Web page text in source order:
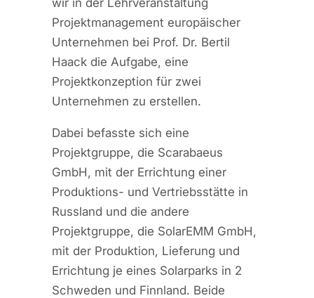
wir in der Lehrveranstaltung
Projektmanagement europäischer
Unternehmen bei Prof. Dr. Bertil
Haack die Aufgabe, eine
Projektkonzeption für zwei
Unternehmen zu erstellen.
Dabei befasste sich eine
Projektgruppe, die Scarabaeus
GmbH, mit der Errichtung einer
Produktions- und Vertriebsstätte in
Russland und die andere
Projektgruppe, die SolarEMM GmbH,
mit der Produktion, Lieferung und
Errichtung je eines Solarparks in 2
Schweden und Finnland. Beide